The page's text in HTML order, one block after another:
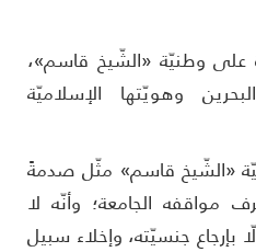
وطنيّة «الشّيخ قاسم»،
وهويّتها الإسلاميّة
قاسم» مثّل صدمةً
الجامعة؛ وأنّه لا
جنسيّته، وإخلاء سبيل